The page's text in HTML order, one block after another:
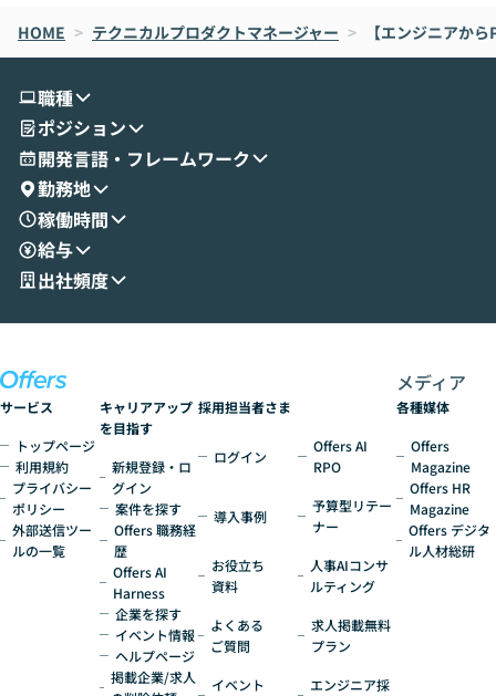
oworkの基本的な機能をご紹介いただきま
す。 続く公開デモでは、実際にCoworkを
せいただきます。数分でワークフローが完
成する手軽さや、Gmail等の外部サービス
とセキュアに連携できるポイントなど、実
演を通じて具体的なイメージをお届けしま
す。 後半のディスカッションでは、セキュ
リティの考え方や社内導入の進め方など、
現場目線でさらに深掘りしていきます。
「自分の業務をAIで自動化してみたいけ
いう方にこそ参加いただきたいイベントで
は、LLMのフル
ント構築の最前
HOME > テクニカルプロダクトマネージャー > 【エンジニアか
職種
ポジション
開発言語・フレームワーク
勤務地
稼働時間
給与
出社頻度
サービス
トップページ
利用規約
プライバシー
ポリシー
外部送信ツー
ルの一覧
キャリアアップ
を目指す
新規登録・ロ
グイン
案件を探す
Offers 職務経
歴
Offers AI
Harness
企業を探す
イベント情報
ヘルプページ
掲載企業/求人
採用担当者さま
ログイン
導入事例
お役立ち
資料
よくある
ご質問
イベント
Offers AI
RPO
予算型リテー
ナー
人事AIコンサ
ルティング
求人掲載無料
プラン
エンジニア採
メディア
各種媒体
Offers
Magazine
Offers HR
Magazine
Offers デジタ
ル人材総研